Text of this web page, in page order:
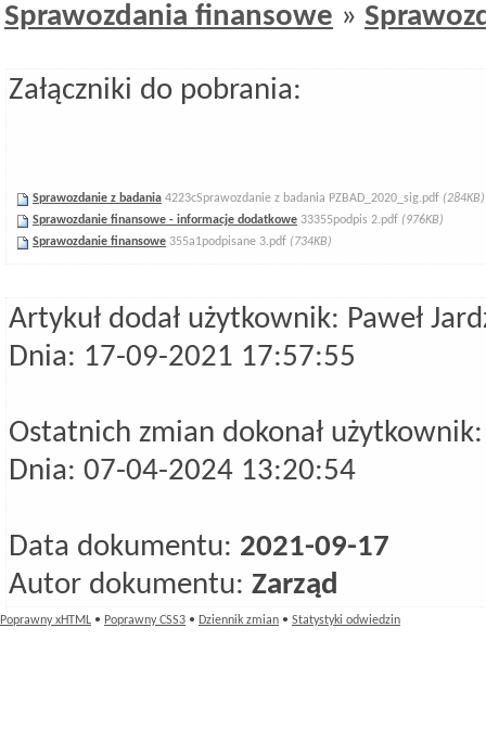
Sprawozdania finansowe »
Załączniki do pobrania:
Sprawozdanie z badania 4223cSprawozdanie z badania PZBAD_2020_sig.pdf (284KB)
Sprawozdanie finansowe - informacje dodatkowe 33355podpis 2.pdf (976KB)
Sprawozdanie finansowe 355a1podpisane 3.pdf (734KB)
Artykuł dodał użytkownik: Paweł
Dnia: 17-09-2021 17:57:55
Ostatnich zmian dokonał
Dnia: 07-04-2024 13:20:54
Data dokumentu: 2021-09-17
Autor dokumentu: Zarząd
Poprawny xHTML • Poprawny CSS3 • Dziennik zmian • Statystyki odwiedzin